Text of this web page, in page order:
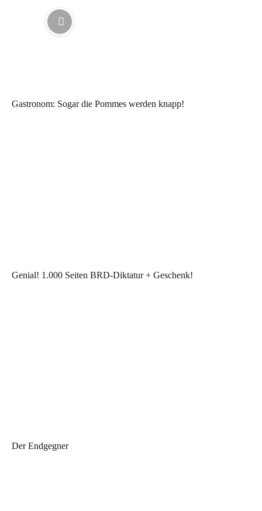
Gastronom: Sogar die Pommes werden knapp!
Genial! 1.000 Seiten BRD-Diktatur + Geschenk!
Der Endgegner